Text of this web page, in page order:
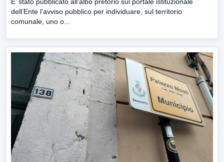
dell’Ente l’avviso pubblico per individuare, sul territorio
comunale, uno o...